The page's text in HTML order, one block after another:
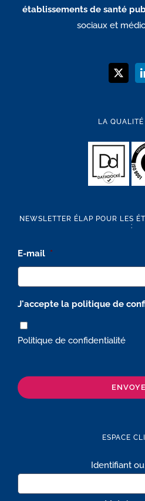
établissements de santé
sociaux et
LA
NEWSLETTER ÉLAP POUR LES
:
E-mail *
J'accepte la politique de
Politique de confidentialité
ESPACE
Identifiant